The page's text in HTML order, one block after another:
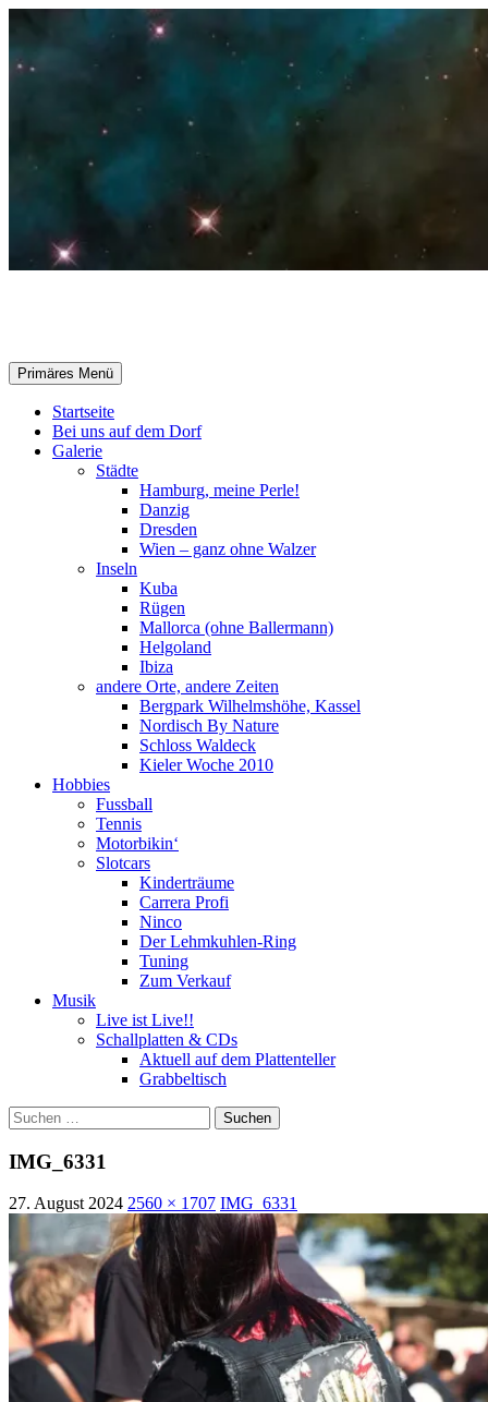
Suchen
Primäres Menü
Startseite
Bei uns auf dem Dorf
Galerie
Städte
Hamburg, meine Perle!
Danzig
Dresden
Wien – ganz ohne Walzer
Inseln
Kuba
Rügen
Mallorca (ohne Ballermann)
Helgoland
Ibiza
andere Orte, andere Zeiten
Bergpark Wilhelmshöhe, Kassel
Nordisch By Nature
Schloss Waldeck
Kieler Woche 2010
Hobbies
Fussball
Tennis
Motorbikin‘
Slotcars
Kinderträume
Carrera Profi
Ninco
Der Lehmkuhlen-Ring
Tuning
Zum Verkauf
Musik
Live ist Live!!
Schallplatten & CDs
Aktuell auf dem Plattenteller
Grabbeltisch
Suchen
nach:
IMG_6331
27. August 2024 2560 × 1707 IMG_6331